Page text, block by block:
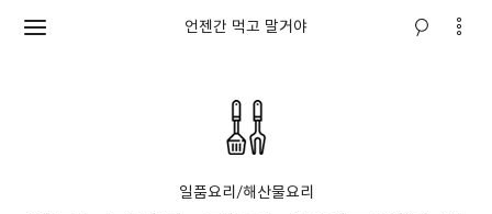
언젠간 먹고 말거야
일품요리/해산물요리